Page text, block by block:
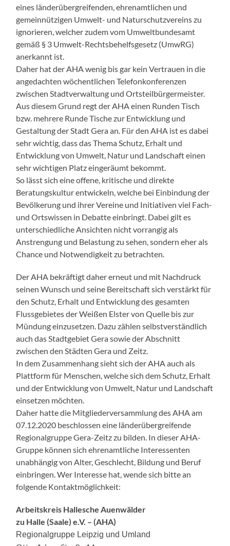
eines länderübergreifenden, ehrenamtlichen und
gemeinnützigen Umwelt- und Naturschutzvereins zu
ignorieren, welcher zudem vom Umweltbundesamt
gemäß § 3 Umwelt-Rechtsbehelfsgesetz (UmwRG)
anerkannt ist.
Daher hat der AHA wenig bis gar kein Vertrauen in die
angedachten wöchentlichen Telefonkonferenzen
zwischen Stadtverwaltung und Ortsteilbürgermeister.
Aus diesem Grund regt der AHA einen Runden Tisch
bzw. mehrere Runde Tische zur Entwicklung und
Gestaltung der Stadt Gera an. Für den AHA ist es dabei
sehr wichtig, dass das Thema Schutz, Erhalt und
Entwicklung von Umwelt, Natur und Landschaft einen
sehr wichtigen Platz eingeräumt bekommt.
So lässt sich eine offene, kritische und direkte
Beratungskultur entwickeln, welche bei Einbindung der
Bevölkerung und ihrer Vereine und Initiativen viel Fach-
und Ortswissen in Debatte einbringt. Dabei gilt es
unterschiedliche Ansichten nicht vorrangig als
Anstrengung und Belastung zu sehen, sondern eher als
Chance und Notwendigkeit zu betrachten.
Der AHA bekräftigt daher erneut und mit Nachdruck
seinen Wunsch und seine Bereitschaft sich verstärkt für
den Schutz, Erhalt und Entwicklung des gesamten
Flussgebietes der Weißen Elster von Quelle bis zur
Mündung einzusetzen. Dazu zählen selbstverständlich
auch das Stadtgebiet Gera sowie der Abschnitt
zwischen den Städten Gera und Zeitz.
In dem Zusammenhang sieht sich der AHA auch als
Plattform für Menschen, welche sich dem Schutz, Erhalt
und der Entwicklung von Umwelt, Natur und Landschaft
einsetzen möchten.
Daher hatte die Mitgliederversammlung des AHA am
07.12.2020 beschlossen eine länderübergreifende
Regionalgruppe Gera-Zeitz zu bilden. In dieser AHA-
Gruppe können sich ehrenamtliche Interessenten
unabhängig von Alter, Geschlecht, Bildung und Beruf
einbringen. Wer Interesse hat, wende sich bitte an
folgende Kontaktmöglichkeit:
Arbeitskreis Hallesche Auenwälder
zu Halle (Saale) e.V. – (AHA)
Regionalgruppe Leipzig und Umland